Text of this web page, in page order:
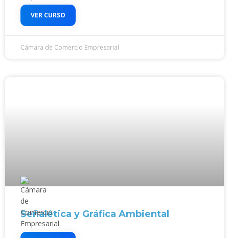
VER CURSO
Cámara de Comercio Empresarial
Señalética y Gráfica Ambiental